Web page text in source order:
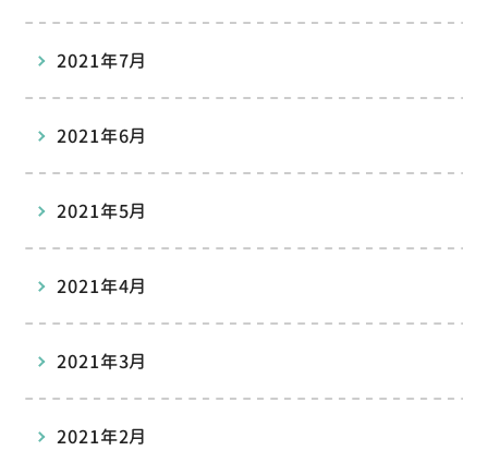
2021年7月
2021年6月
2021年5月
2021年4月
2021年3月
2021年2月